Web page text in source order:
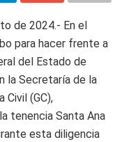
de 2024.- En el
para hacer frente a
del Estado de
la Secretaría de la
Civil (GC),
tenencia Santa Ana
esta diligencia